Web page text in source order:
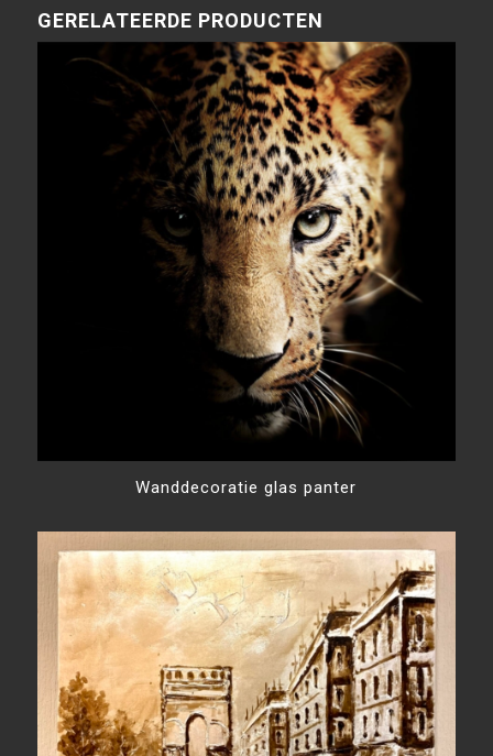
GERELATEERDE PRODUCTEN
Wanddecoratie glas panter